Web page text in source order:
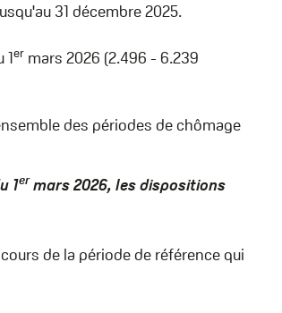
31 décembre 2025.
1er mars 2026 (2.496 - 6.239
des périodes de chômage
1ermars 2026, les dispositions
de la période de référence qui